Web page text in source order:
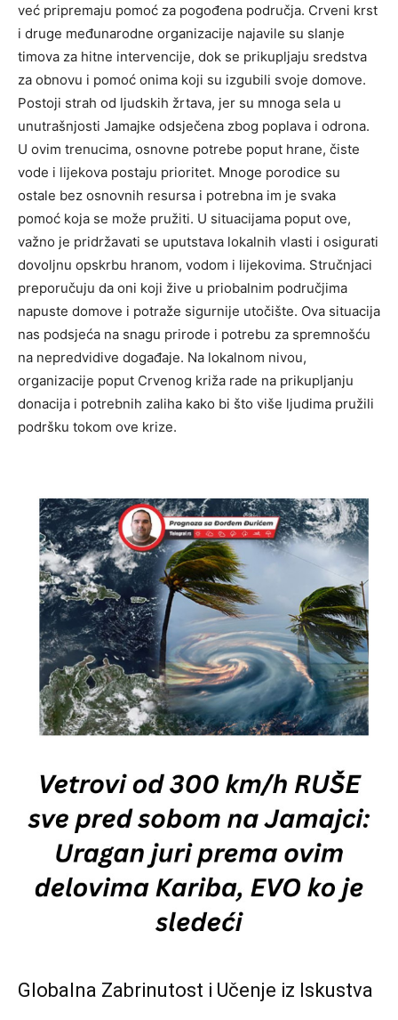
već pripremaju pomoć za pogođena područja. Crveni krst
i druge međunarodne organizacije najavile su slanje
timova za hitne intervencije, dok se prikupljaju sredstva
za obnovu i pomoć onima koji su izgubili svoje domove.
Postoji strah od ljudskih žrtava, jer su mnoga sela u
unutrašnjosti Jamajke odsječena zbog poplava i odrona.
U ovim trenucima, osnovne potrebe poput hrane, čiste
vode i lijekova postaju prioritet. Mnoge porodice su
ostale bez osnovnih resursa i potrebna im je svaka
pomoć koja se može pružiti. U situacijama poput ove,
važno je pridržavati se uputstava lokalnih vlasti i osigurati
dovoljnu opskrbu hranom, vodom i lijekovima. Stručnjaci
preporučuju da oni koji žive u priobalnim područjima
napuste domove i potraže sigurnije utočište. Ova situacija
nas podsjeća na snagu prirode i potrebu za spremnošću
na nepredvidive događaje. Na lokalnom nivou,
organizacije poput Crvenog križa rade na prikupljanju
donacija i potrebnih zaliha kako bi što više ljudima pružili
podršku tokom ove krize.
Globalna Zabrinutost i Učenje iz Iskustva